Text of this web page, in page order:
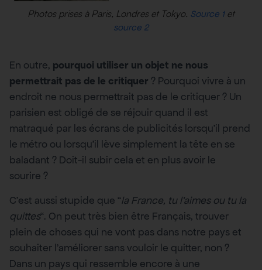
Photos prises à Paris, Londres et Tokyo. Source 1et
source 2
En outre, pourquoi utiliser un objet ne nous
permettrait pas de le critiquer ? Pourquoi vivre à un
endroit ne nous permettrait pas de le critiquer ? Un
parisien est obligé de se réjouir quand il est
matraqué par les écrans de publicités lorsqu’il prend
le métro ou lorsqu’il lève simplement la tête en se
baladant ? Doit-il subir cela et en plus avoir le
sourire ?
C’est aussi stupide que “la France, tu l’aimes ou tu la
quittes“. On peut très bien être Français, trouver
plein de choses qui ne vont pas dans notre pays et
souhaiter l’améliorer sans vouloir le quitter, non ?
Dans un pays qui ressemble encore à une